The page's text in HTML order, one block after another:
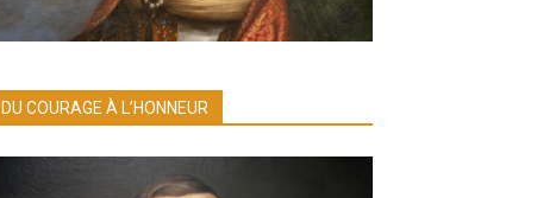
DU COURAGE À L’HONNEUR